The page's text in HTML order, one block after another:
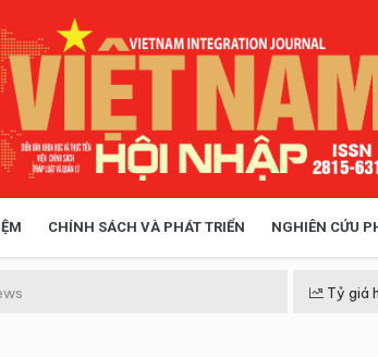
CHÍNH SÁCH VÀ PHÁT TRIỂN NGHIÊN CỨU
Tỷ giá